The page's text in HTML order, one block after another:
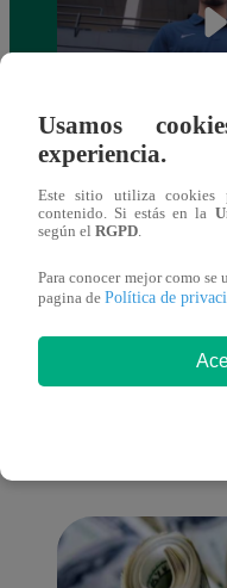
Alianza Lima: así
como nuevo fichaje
Clausura 2025
Usamos
experiencia.
Este sitio utiliza cookies
contenido. Si estás en la
según el RGPD.
Para conocer mejor como
pagina de Política de